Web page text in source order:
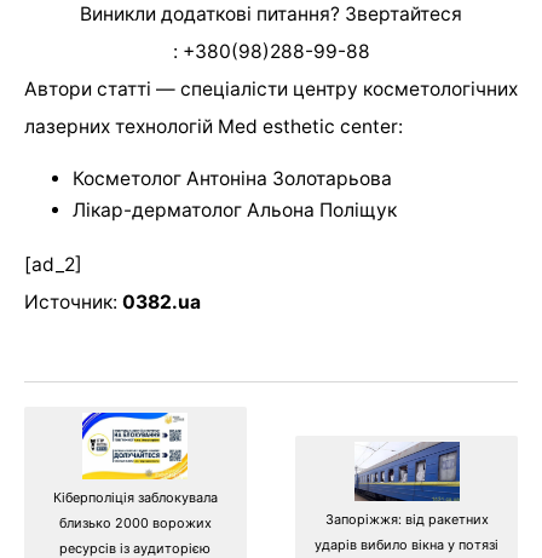
Виникли додаткові питання? Звертайтеся
: +380(98)288-99-88
Автори статті — спеціалісти центру косметологічних
лазерних технологій Med esthetic center:
Косметолог Антоніна Золотарьова
Лікар-дерматолог Альона Поліщук
[ad_2]
Источник: 0382.ua
Кіберполіція заблокувала
близько 2000 ворожих
ресурсів із аудиторією
Запоріжжя: від ракетних
ударів вибило вікна у потязі